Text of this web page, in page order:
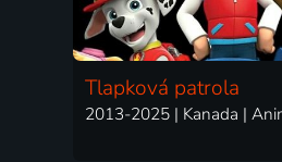
Tlapková patrola